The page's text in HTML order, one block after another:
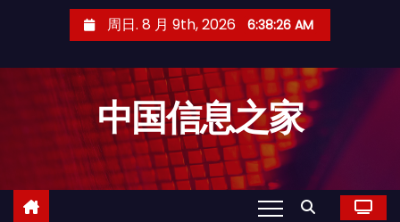
周日. 8 月 9th, 2026 6:38:27 AM
中国信息之家